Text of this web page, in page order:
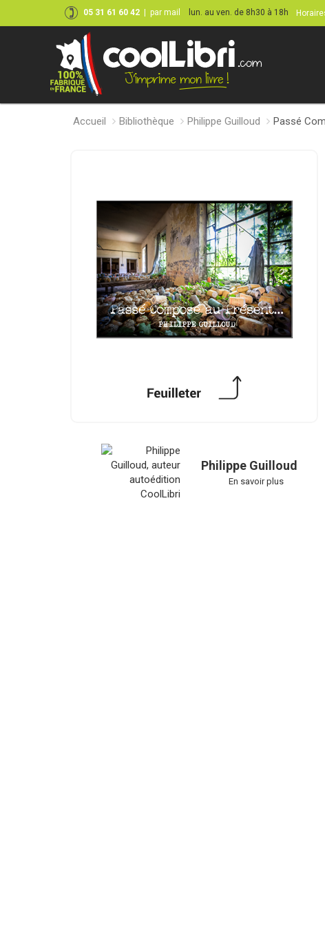
05 31 61 60 42 par mail lun. au ven. de 8h30 à 18h
Accueil Bibliothèque Philippe Guilloud Passé
Philippe Guilloud
En savoir plus